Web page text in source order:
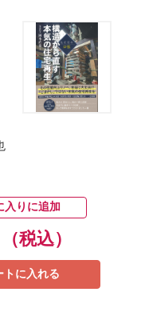
入りに追加
（税込）
トに入れる